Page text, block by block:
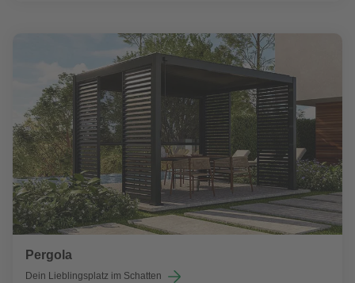
Pergola
Dein Lieblingsplatz im Schatten